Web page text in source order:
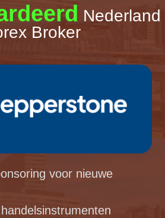
Nederland
Broker
voor nieuwe